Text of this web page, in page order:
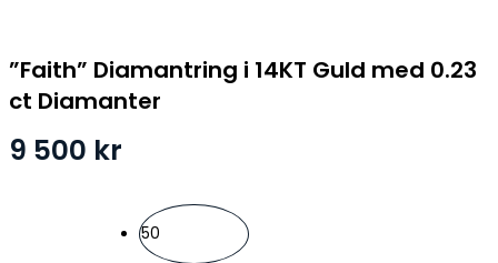
”Faith” Diamantring i 14KT Guld med 0.23
ct Diamanter
9 500 kr
50